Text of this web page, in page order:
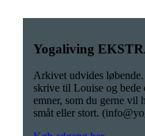
Yogaliving
Arkivet udvides
skrive til Louise og bede
emner, som du gerne vil
småt eller stort.